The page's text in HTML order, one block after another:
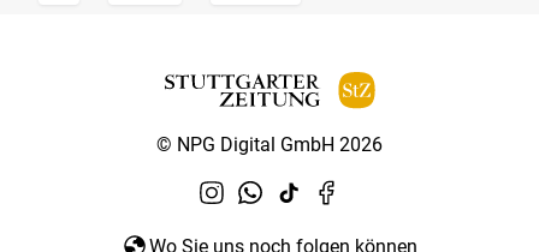
© NPG Digital GmbH 2026
Wo Sie uns noch folgen können